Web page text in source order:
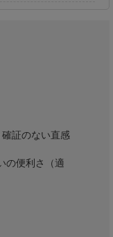
証のない直感
の便利さ（適